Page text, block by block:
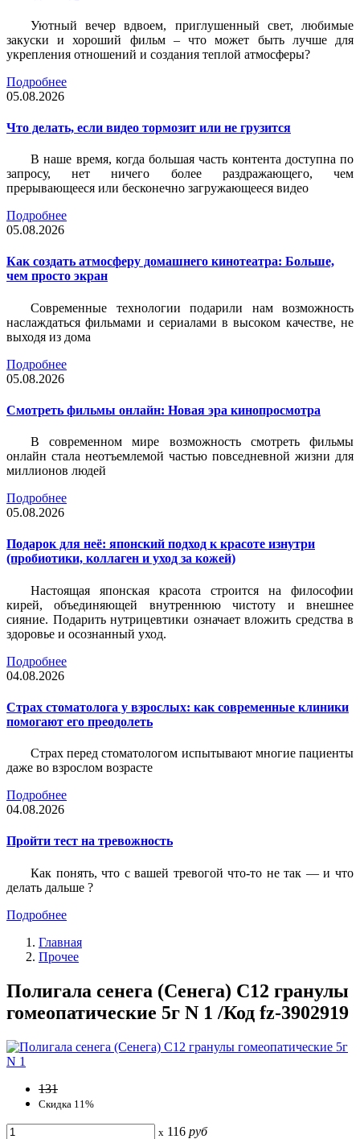
Уютный вечер вдвоем, приглушенный свет, любимые
закуски и хороший фильм – что может быть лучше для
укрепления отношений и создания теплой атмосферы?
Подробнее
05.08.2026
Что делать, если видео тормозит или не грузится
В наше время, когда большая часть контента доступна по
запросу, нет ничего более раздражающего, чем
прерывающееся или бесконечно загружающееся видео
Подробнее
05.08.2026
Как создать атмосферу домашнего кинотеатра: Больше,
чем просто экран
Современные технологии подарили нам возможность
наслаждаться фильмами и сериалами в высоком качестве, не
выходя из дома
Подробнее
05.08.2026
Смотреть фильмы онлайн: Новая эра кинопросмотра
В современном мире возможность смотреть фильмы
онлайн стала неотъемлемой частью повседневной жизни для
миллионов людей
Подробнее
05.08.2026
Подарок для неё: японский подход к красоте изнутри
(пробиотики, коллаген и уход за кожей)
Настоящая японская красота строится на философии
кирей, объединяющей внутреннюю чистоту и внешнее
сияние. Подарить нутрицевтики означает вложить средства в
здоровье и осознанный уход.
Подробнее
04.08.2026
Страх стоматолога у взрослых: как современные клиники
помогают его преодолеть
Страх перед стоматологом испытывают многие пациенты
даже во взрослом возрасте
Подробнее
04.08.2026
Пройти тест на тревожность
Как понять, что с вашей тревогой что-то не так — и что
делать дальше ?
Подробнее
Главная
Прочее
Полигала сенега (Сенега) С12 гранулы
гомеопатические 5г N 1 /Код fz-3902919
131
Скидка 11%
x 116 руб